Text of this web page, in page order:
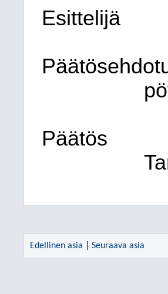
Esittelijä
Päätös
Edellinen asia Seuraava asia